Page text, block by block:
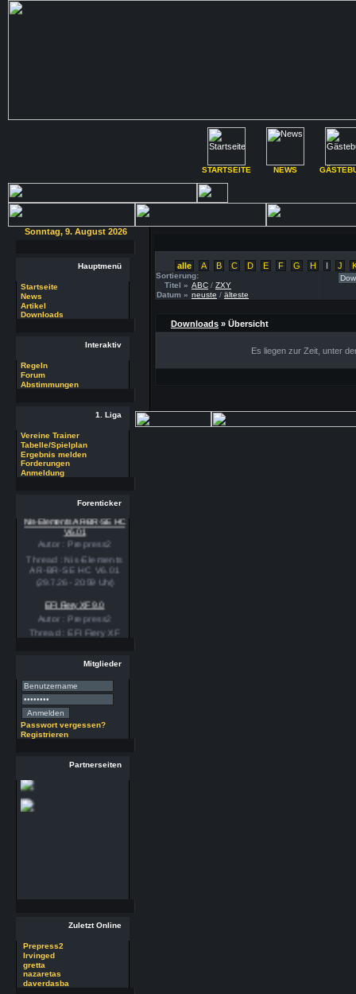
STARTSEITE NEWS
Sonntag, 9. August 2026
Hauptmenü
Startseite
News
Artikel
Downloads
Interaktiv
Regeln
Forum
Abstimmungen
1. Liga
Vereine Trainer
Tabelle/Spielplan
Ergebnis melden
Forderungen
Anmeldung
Forenticker
V6.01
Autor : Prepress2
AR-BR-SE HC V6.01
EFI Fiery XF 9.0
Autor : Prepress2
Thread : EFI Fiery XF
9.0
Autor : Prepress2
Thread : PSSE 36.3.1
(29.7.26 - 20:58 Uhr)
29 RSoft v2025
Thread : 29 RSoft
Mitglieder
Passwort vergessen?
Registrieren
Partnerseiten
Zuletzt Online
Prepress2
Irvinged
gretta
nazaretas
daverdasba
alle A B C D E F G H I J
Sortierung:
Titel » ABC / ZXY
Datum » neuste / älteste
Downloads » Übersicht
Es liegen zur Zeit, unter